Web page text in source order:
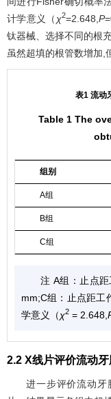
计学意义（ χ2=2.648, P
钛器械、选择不同的根
虽然超填的根管数增加,
表1 流动
Table 1 The
组别
A组
B组
C组
注 A组：止点
mm;C组：止点距工
学意义（χ2 = 2.648,
2.2 X线片评价流动
进一步评价流动牙